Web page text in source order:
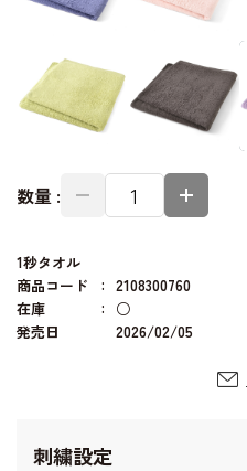
数量 :
1秒タオル
商品コード
2108300760
在庫
○
発売日
2026/02/05
刺繍設定